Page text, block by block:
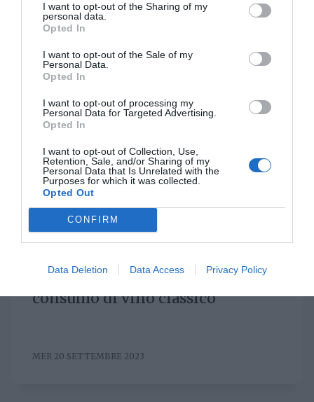
I want to opt-out of the Sharing of my
personal data.
Opted In
I want to opt-out of the Sale of my
Personal Data.
Opted In
I want to opt-out of processing my
Personal Data for Targeted Advertising.
Opted In
I want to opt-out of Collection, Use,
Retention, Sale, and/or Sharing of my
Personal Data that Is Unrelated with the
Purposes for which it was collected.
Opted Out
CONFIRM
Data Deletion Data Access Privacy Policy
GIO 21 SETTEMBRE 2023
I wine cocktail piacciono in Usa e
consumo di vino classico
MER 20 SETTEMBRE 2023